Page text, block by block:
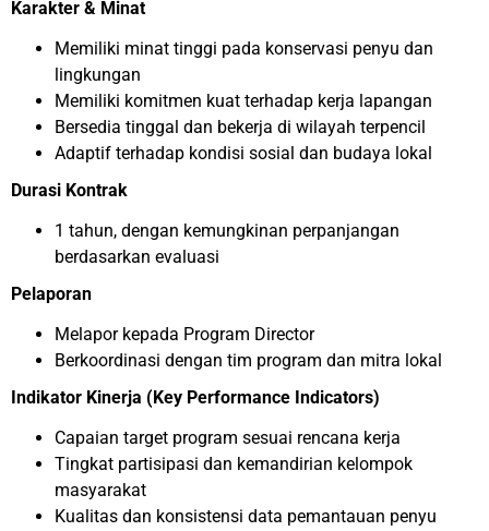
Karakter & Minat
Memiliki minat tinggi pada konservasi penyu dan
lingkungan
Memiliki komitmen kuat terhadap kerja lapangan
Bersedia tinggal dan bekerja di wilayah terpencil
Adaptif terhadap kondisi sosial dan budaya lokal
Durasi Kontrak
1 tahun, dengan kemungkinan perpanjangan
berdasarkan evaluasi
Pelaporan
Melapor kepada Program Director
Berkoordinasi dengan tim program dan mitra lokal
Indikator Kinerja (Key Performance Indicators)
Capaian target program sesuai rencana kerja
Tingkat partisipasi dan kemandirian kelompok
masyarakat
Kualitas dan konsistensi data pemantauan penyu